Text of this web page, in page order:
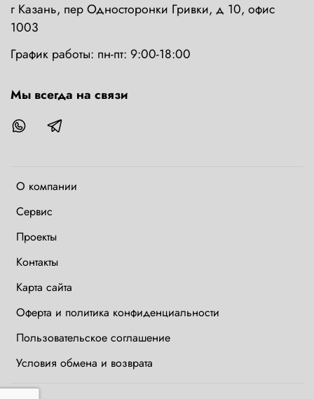
О компании
Сервис
Проекты
Контакты
Карта сайта
Оферта и политика конфиденциальности
Пользовательское соглашение
Условия обмена и возврата
г Казань, пер Односторонки Гривки, д 10, офис
1003
График работы: пн-пт: 9:00-18:00
Мы всегда на связи